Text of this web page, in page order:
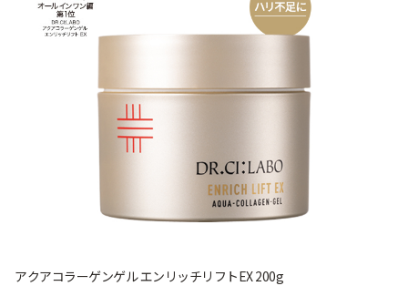
アクアコラーゲンゲル エンリッチリフトEX 200g